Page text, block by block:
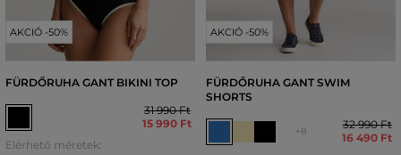
AKCIÓ -50%
FÜRDŐRUHA GANT BIKINI TOP
31 990 Ft
15 990 Ft
Elérhető méretek:
AKCIÓ -50%
FÜRDŐRUHA GANT SWIM
SHORTS
+8
32 990 Ft
16 490 Ft